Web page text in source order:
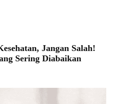
Jangan Salah!
Sering Diabaikan